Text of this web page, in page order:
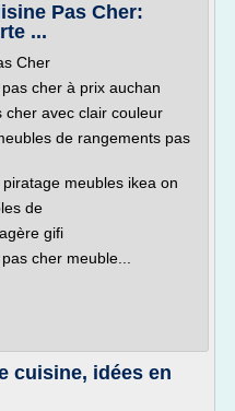
Pas Cher:
...
Cher
cher à prix auchan
cher avec clair couleur
de rangements pas
meubles ikea on
de
gifi
cher meuble...
cuisine, idées en